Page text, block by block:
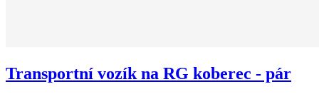
Transportní vozík na RG koberec - pár